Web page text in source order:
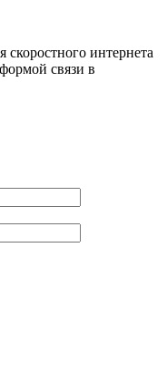
интернета
связи в